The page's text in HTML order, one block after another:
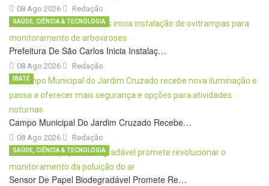
08 Ago 2026 Redação
Prefeitura De São Carlos Inicia Instalaç…
08 Ago 2026
SAÚDE, CIÊNCIA & TECNOLOGIA
Redação
Campo Municipal Do Jardim Cruzado Recebe…
08 Ago 2026
IBATÉ
Redação
Sensor De Papel Biodegradável Promete Re…
SAÚDE, CIÊNCIA & TECNOLOGIA